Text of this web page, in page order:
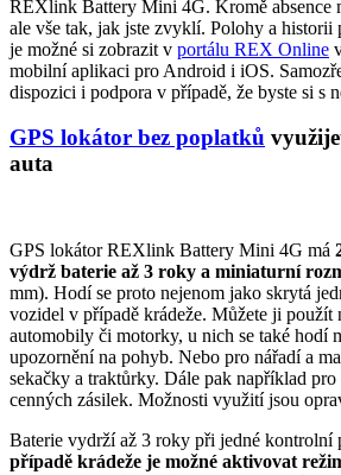
REXlink Battery Mini 4G. Kromě absence
ale vše tak, jak jste zvyklí. Polohy a historii
je možné si zobrazit v portálu REX Online
mobilní aplikaci pro Android i iOS.
dispozici i podpora v případě, že byste si s
GPS lokátor bez poplatků
auta
GPS lokátor REXlink Battery Mini 4G má
výdrž baterie až 3 roky a miniaturní
mm). Hodí se proto nejenom jako skrytá
vozidel v případě krádeže. Můžete ji použít
automobily či motorky, u nich se také hodí
upozornění na pohyb. Nebo pro nářadí a
sekačky a traktůrky. Dále pak například pro
cenných zásilek. Možnosti využití jsou
Baterie vydrží až 3 roky při jedné kontrolní
případě krádeže je možné aktivovat